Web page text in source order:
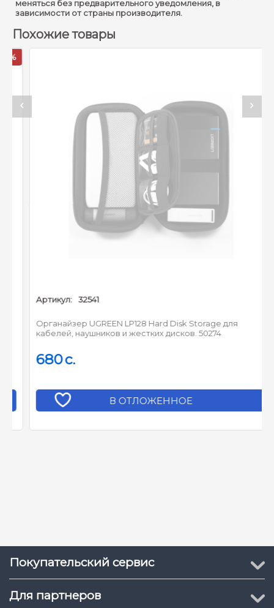
Мощность лазера : 0,5-0,95 мВт
Батарея источника
питания :
<30UA
USB-A
Совместимые системы : Windows/macOS/Linux
меняться без предварительного уведомления, в
зависимости от страны производителя.
Похожие товары
Артикул: 32541
Органайзер UGREEN LP128 Hard Disk Storage для
кабелей, наушников и жестких дисков. 50274
680c.
В ОТЛОЖЕННОЕ
Покупательский сервис
Для партнеров